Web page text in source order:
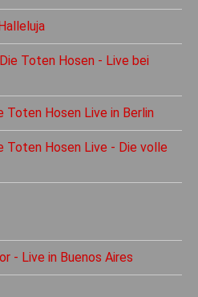
Toten Hosen - Live bei
Toten Hosen Live in Berlin
Toten Hosen Live - Die volle
- Live in Buenos Aires